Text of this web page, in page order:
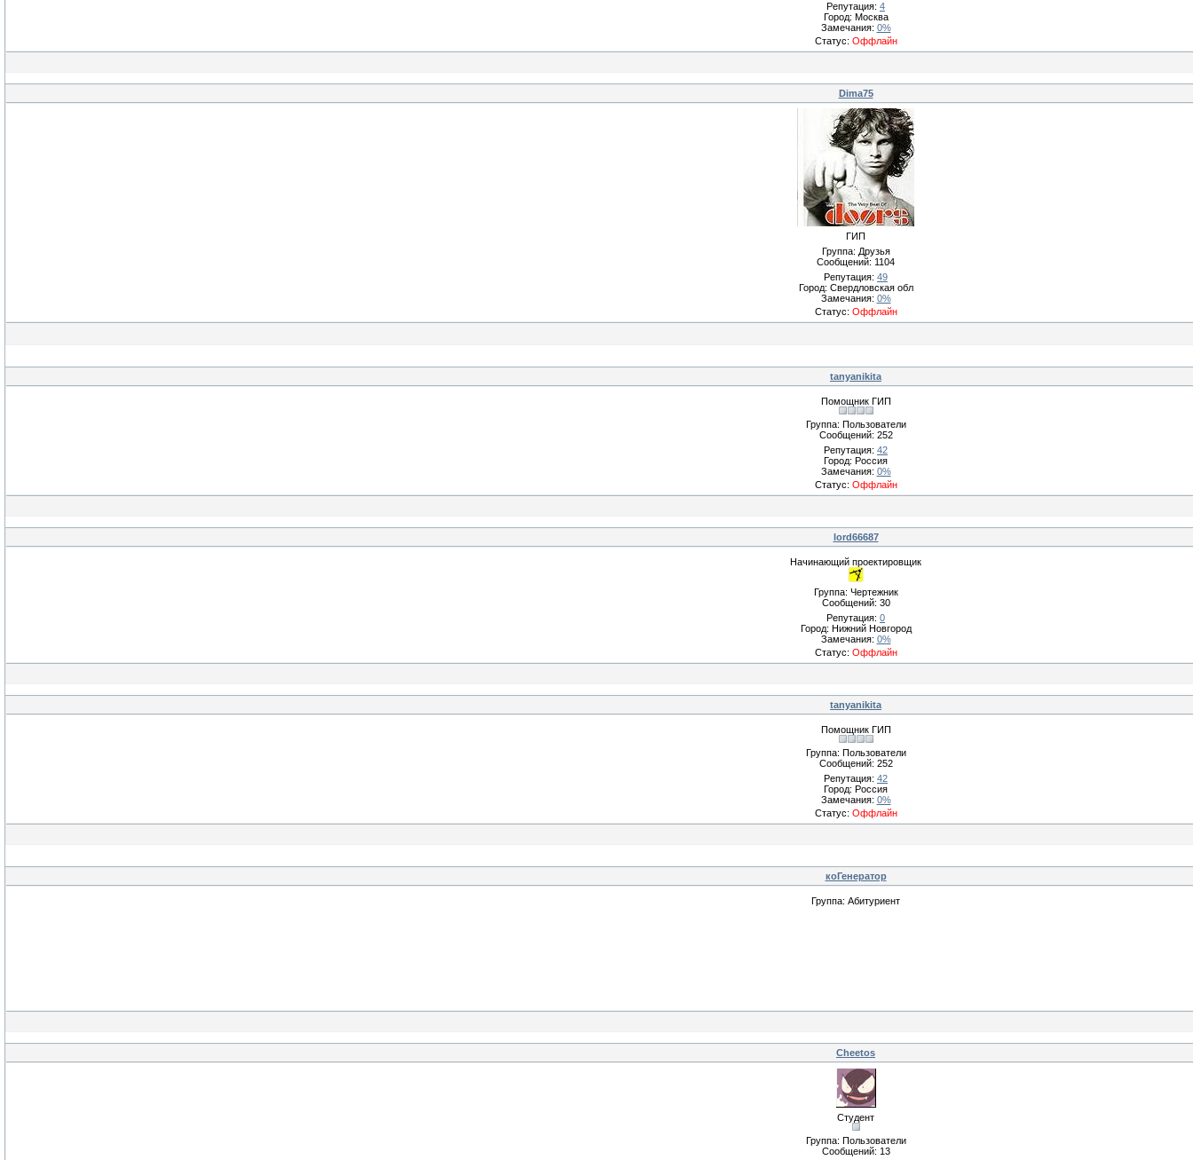
Репутация: 4
Город: Москва
Замечания: 0%
Статус: Оффлайн
Dima75
ГИП
Группа: Друзья
Сообщений: 1104
Репутация: 49
Город: Свердловская обл
Замечания: 0%
Статус: Оффлайн
tanyanikita
Помощник ГИП
Группа: Пользователи
Сообщений: 252
Репутация: 42
Город: Россия
Замечания: 0%
Статус: Оффлайн
lord66687
Начинающий проектировщик
Группа: Чертежник
Сообщений: 30
Репутация: 0
Город: Нижний Новгород
Замечания: 0%
Статус: Оффлайн
tanyanikita
Помощник ГИП
Группа: Пользователи
Сообщений: 252
Репутация: 42
Город: Россия
Замечания: 0%
Статус: Оффлайн
коГенератор
Группа: Абитуриент
Cheetos
Студент
Группа: Пользователи
Сообщений: 13